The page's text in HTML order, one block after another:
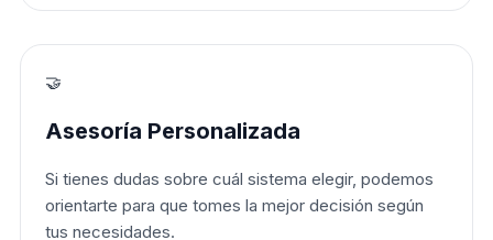
🤝
Asesoría Personalizada
Si tienes dudas sobre cuál sistema elegir, podemos
orientarte para que tomes la mejor decisión según
tus necesidades.